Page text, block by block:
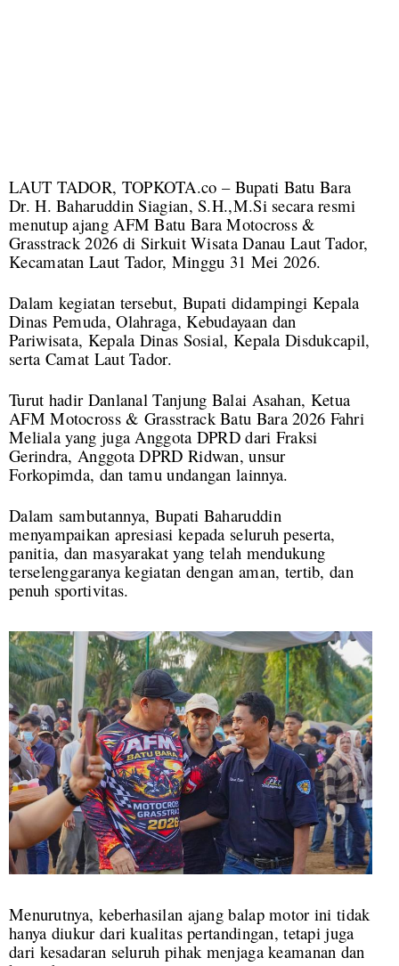
LAUT TADOR, TOPKOTA.co – Bupati Batu Bara
Dr. H. Baharuddin Siagian, S.H.,M.Si secara resmi
menutup ajang AFM Batu Bara Motocross &
Grasstrack 2026 di Sirkuit Wisata Danau Laut Tador,
Kecamatan Laut Tador, Minggu 31 Mei 2026.
Dalam kegiatan tersebut, Bupati didampingi Kepala
Dinas Pemuda, Olahraga, Kebudayaan dan
Pariwisata, Kepala Dinas Sosial, Kepala Disdukcapil,
serta Camat Laut Tador.
Turut hadir Danlanal Tanjung Balai Asahan, Ketua
AFM Motocross & Grasstrack Batu Bara 2026 Fahri
Meliala yang juga Anggota DPRD dari Fraksi
Gerindra, Anggota DPRD Ridwan, unsur
Forkopimda, dan tamu undangan lainnya.
Dalam sambutannya, Bupati Baharuddin
menyampaikan apresiasi kepada seluruh peserta,
panitia, dan masyarakat yang telah mendukung
terselenggaranya kegiatan dengan aman, tertib, dan
penuh sportivitas.
Menurutnya, keberhasilan ajang balap motor ini tidak
hanya diukur dari kualitas pertandingan, tetapi juga
dari kesadaran seluruh pihak menjaga keamanan dan